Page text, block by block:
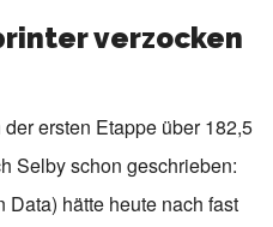
verzocken
ersten Etappe über 182,5
Selby schon geschrieben:
Data) hätte heute nach fast